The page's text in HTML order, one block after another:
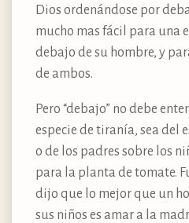
Dios ordenándose por
mucho mas fácil para una
debajo de su hombre, y
de ambos.
Pero “debajo” no debe
especie de tiranía, sea del
o de los padres sobre los
para la planta de tomate.
dijo que lo mejor que un
sus niños es amar a la